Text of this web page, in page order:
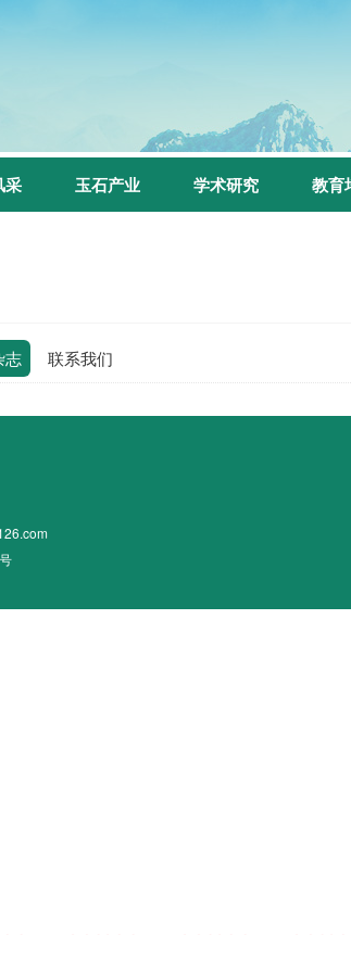
采 玉石产业 学术研究 教育
志 联系我们